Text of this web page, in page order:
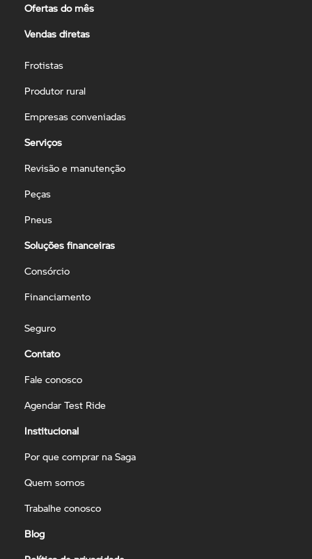
Ofertas do mês
Vendas diretas
Frotistas
Produtor rural
Empresas conveniadas
Serviços
Revisão e manutenção
Peças
Pneus
Soluções financeiras
Consórcio
Financiamento
Seguro
Contato
Fale conosco
Agendar Test Ride
Institucional
Por que comprar na Saga
Quem somos
Trabalhe conosco
Blog